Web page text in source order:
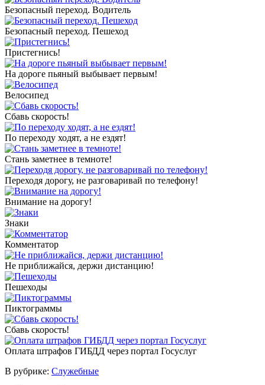
Безопасный переход. Водитель
Безопасный переход. Пешеход
Пристегнись!
На дороге пьяный выбывает первым!
Велосипед
Сбавь скорость!
По переходу ходят, а не ездят!
Стань заметнее в темноте!
Переходя дорогу, не разговаривай по телефону!
Внимание на дорогу!
Знаки
Комментатор
Не приближайся, держи дистанцию!
Пешеходы
Пиктограммы
Сбавь скорость!
Оплата штрафов ГИБДД через портал Госуслуг
В рубрике: Служебные